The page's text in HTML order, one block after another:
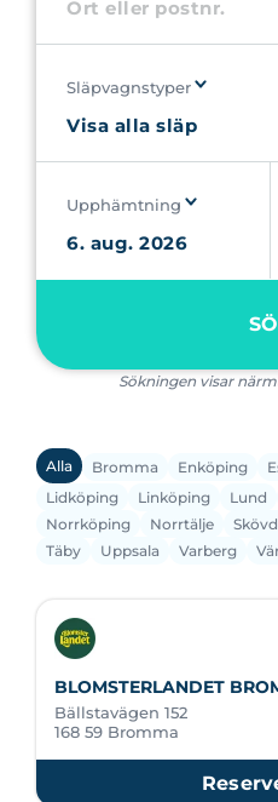
Släpvagnstyper
Upphämtning
Sökningen visar
Alla Bromma Enköping
Lidköping
Linköping Lund
Norrköping
Norrtälje
Täby
Uppsala Varberg
BLOMSTERLANDET
Bällstavägen 152
168 59 Bromma